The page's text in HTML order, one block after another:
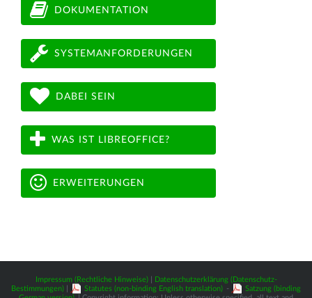
DOKUMENTATION
SYSTEMANFORDERUNGEN
DABEI SEIN
WAS IST LIBREOFFICE?
ERWEITERUNGEN
Impressum (Rechtliche Hinweise)|
Datenschutzerklärung (Datenschutz-
Bestimmungen)
Statutes (non-binding English translation) -
Satzung (binding